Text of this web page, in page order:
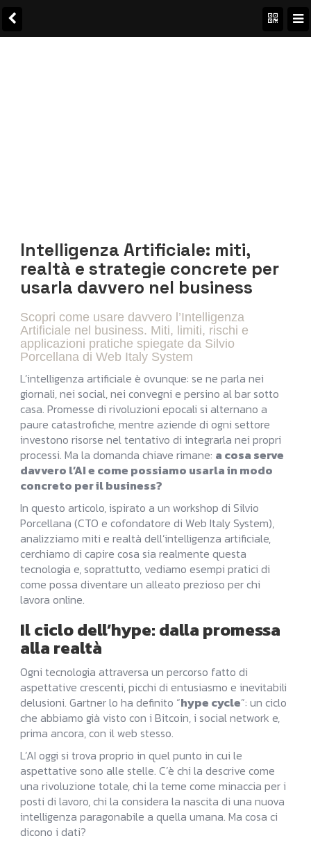
Intelligenza Artificiale: miti,
realtà e strategie concrete per
usarla davvero nel business
Scopri come usare davvero l’Intelligenza
Artificiale nel business. Miti, limiti, rischi e
applicazioni pratiche spiegate da Silvio
Porcellana di Web Italy System
L’intelligenza artificiale è ovunque: se ne parla nei
giornali, nei social, nei convegni e persino al bar sotto
casa. Promesse di rivoluzioni epocali si alternano a
paure catastrofiche, mentre aziende di ogni settore
investono risorse nel tentativo di integrarla nei propri
processi. Ma la domanda chiave rimane: a cosa serve
davvero l’AI e come possiamo usarla in modo
concreto per il business?
In questo articolo, ispirato a un workshop di Silvio
Porcellana (CTO e cofondatore di Web Italy System),
analizziamo miti e realtà dell’intelligenza artificiale,
cerchiamo di capire cosa sia realmente questa
tecnologia e, soprattutto, vediamo esempi pratici di
come possa diventare un alleato prezioso per chi
lavora online.
Il ciclo dell’hype: dalla promessa
alla realtà
Ogni tecnologia attraversa un percorso fatto di
aspettative crescenti, picchi di entusiasmo e inevitabili
delusioni. Gartner lo ha definito “hype cycle”: un ciclo
che abbiamo già visto con i Bitcoin, i social network e,
prima ancora, con il web stesso.
L’AI oggi si trova proprio in quel punto in cui le
aspettative sono alle stelle. C’è chi la descrive come
una rivoluzione totale, chi la teme come minaccia per i
posti di lavoro, chi la considera la nascita di una nuova
intelligenza paragonabile a quella umana. Ma cosa ci
dicono i dati?